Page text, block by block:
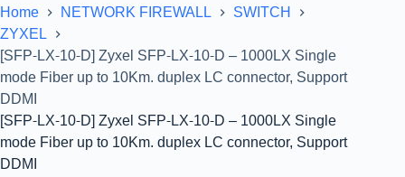
Home NETWORK FIREWALL
SWITCH
ZYXEL
[SFP-LX-10-D] Zyxel SFP-LX-10-D – 1000LX Single
mode Fiber up to 10Km. duplex LC connector, Support
DDMI
[SFP-LX-10-D] Zyxel SFP-LX-10-D – 1000LX Single
mode Fiber up to 10Km. duplex LC connector, Support
DDMI